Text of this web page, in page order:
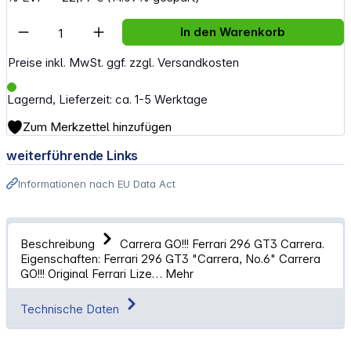
Preise inkl. MwSt. ggf. zzgl. Versandkosten
Lagernd, Lieferzeit: ca. 1-5 Werktage
Artikel Anzahl: Gib den gewünschten
In den Warenkorb
Zum Merkzettel hinzufügen
weiterführende Links
Informationen nach EU Data Act
Beschreibung
Carrera GO!!! Ferrari 296 GT3 Carrera.
Eigenschaften: Ferrari 296 GT3 "Carrera, No.6" Carrera
GO!!! Original Ferrari Lize… Mehr
Technische Daten